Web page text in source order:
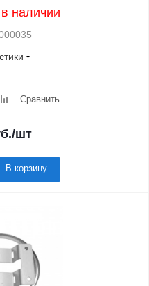
наличии
Сравнить
/шт
В корзину